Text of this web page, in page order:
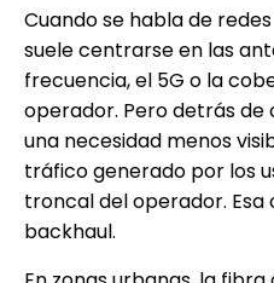
Cuando se habla de
suele centrarse en las
frecuencia, el 5G o la
operador. Pero detrás de
una necesidad menos
tráfico generado por los
troncal del operador.
backhaul.